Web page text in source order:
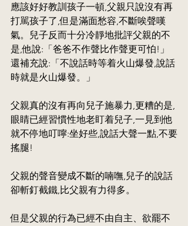
應該好好教訓孩子一頓,父親只說沒有再
打駡孩子了,但是滿面愁容,不斷唉聲嘆
氣。兒子反而十分冷靜地批評父親的不
是,他說:「爸爸不作聲比作聲更可怕!」
還補充說:「不說話時等着火山爆發,說話
時就是火山爆發。」
父親真的沒有再向兒子施暴力,更糟的是,
眼睛已經習慣性地老盯着兒子,一見到他
就不停地叮嚀:坐好些,說話大聲一點,不要
搖腿!
父親的聲音變成不斷的喃嘸,兒子的說話
卻斬釘截鐵,比父親有力得多。
但是父親的行為已經不由自主、欲罷不